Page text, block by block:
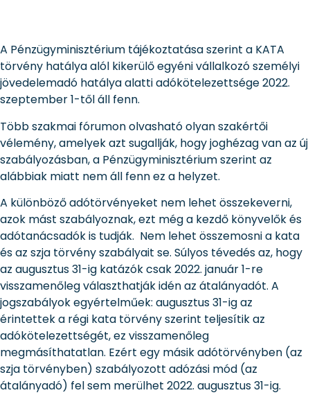
A Pénzügyminisztérium tájékoztatása szerint a KATA
törvény hatálya alól kikerülő egyéni vállalkozó személyi
jövedelemadó hatálya alatti adókötelezettsége 2022.
szeptember 1-től áll fenn.
Több szakmai fórumon olvasható olyan szakértői
vélemény, amelyek azt sugallják, hogy joghézag van az új
szabályozásban, a Pénzügyminisztérium szerint az
alábbiak miatt nem áll fenn ez a helyzet.
A különböző adótörvényeket nem lehet összekeverni,
azok mást szabályoznak, ezt még a kezdő könyvelők és
adótanácsadók is tudják. Nem lehet összemosni a kata
és az szja törvény szabályait se. Súlyos tévedés az, hogy
az augusztus 31-ig katázók csak 2022. január 1-re
visszamenőleg választhatják idén az átalányadót. A
jogszabályok egyértelműek: augusztus 31-ig az
érintettek a régi kata törvény szerint teljesítik az
adókötelezettségét, ez visszamenőleg
megmásíthatatlan. Ezért egy másik adótörvényben (az
szja törvényben) szabályozott adózási mód (az
átalányadó) fel sem merülhet 2022. augusztus 31-ig.